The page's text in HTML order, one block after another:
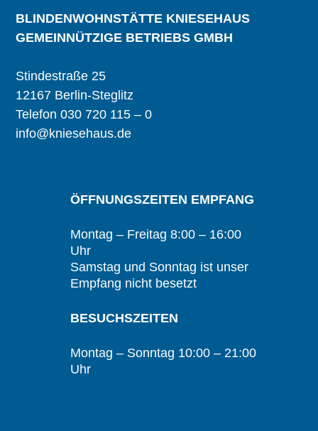
BLINDENWOHNSTÄTTE KNIESEHAUS
GEMEINNÜTZIGE BETRIEBS GMBH
Stindestraße 25
12167 Berlin-Steglitz
Telefon 030 720 115 – 0
info@kniesehaus.de
ÖFFNUNGSZEITEN EMPFANG
Montag – Freitag 8:00 – 16:00
Uhr
Samstag und Sonntag ist unser
Empfang nicht besetzt
BESUCHSZEITEN
Montag – Sonntag 10:00 – 21:00
Uhr